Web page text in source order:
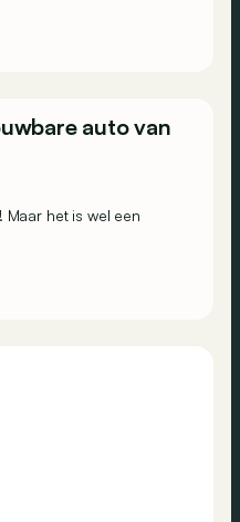
auto van
het is wel een